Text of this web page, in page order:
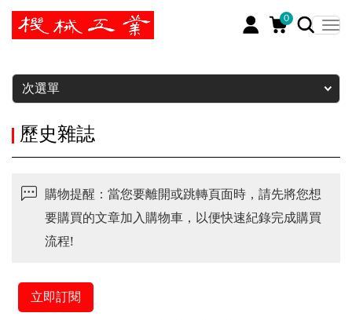
0
暫停
次選單
歷史雜誌
購物提醒：當您要離開或跳轉頁面時，請先將您想
要購買的文章加入購物車，以便快速紀錄完成購買
流程!
立即訂閱